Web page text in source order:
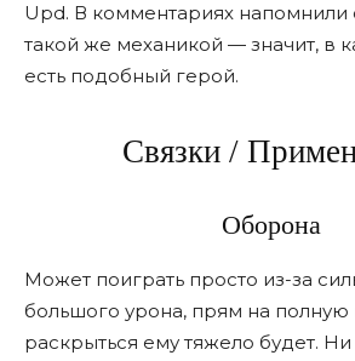
Upd. В комментариях напомнили
такой же механикой — значит, в
есть подобный герой.
Связки /
Оборона
Может поиграть просто из-за
большого урона, прям на
раскрыться ему тяжело будет. Ни